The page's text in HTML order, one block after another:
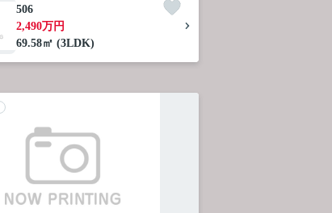
506
2,490万円
69.58㎡ (3LDK)